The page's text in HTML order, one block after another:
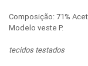
Composição: 71%
Modelo veste P.
tecidos testados